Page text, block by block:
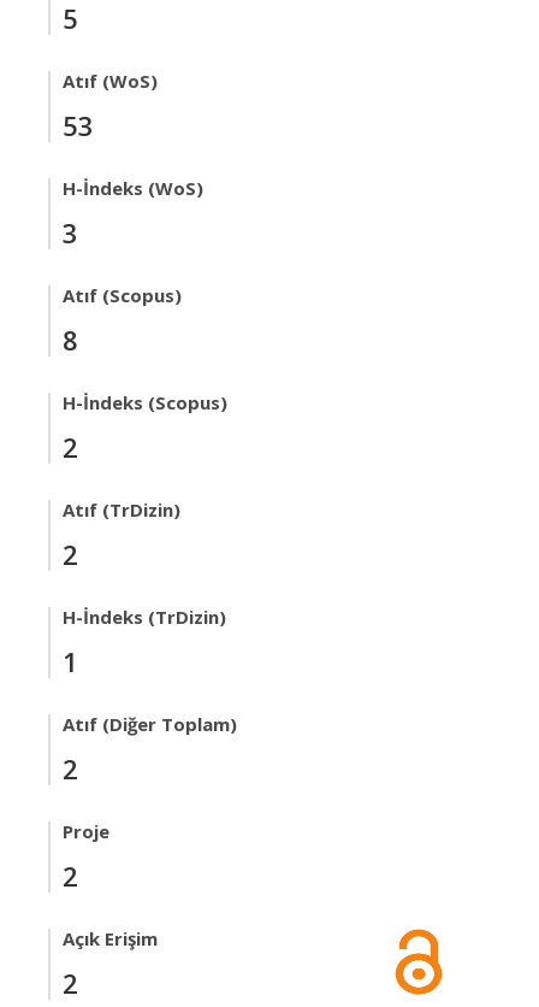
5
Atıf (WoS)
53
H-İndeks (WoS)
3
Atıf (Scopus)
8
H-İndeks (Scopus)
2
Atıf (TrDizin)
2
H-İndeks (TrDizin)
1
Atıf (Diğer Toplam)
2
Proje
2
Açık Erişim
2